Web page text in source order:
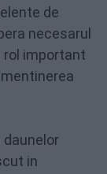
de
necesarul
rol important
daunelor
in